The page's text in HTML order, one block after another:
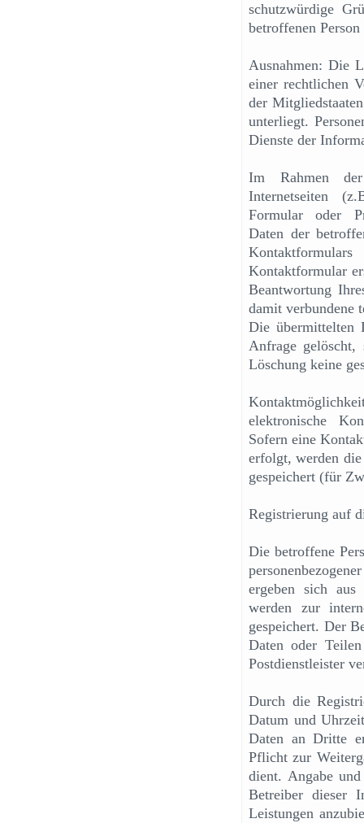
schutzwürdige
betroffenen
Ausnahmen: Die
einer rechtlichen
der
unterliegt.
Dienste der
Im Rahmen
Internetseiten
Formular oder
Daten der
Kontaktformular
Beantwortung
damit verbundene
Die übermittelten
Anfrage gelöscht,
Löschung keine
elektronische
Sofern eine
erfolgt, werden die
gespeichert (für
Registrierung auf
Die betroffene
ergeben sich
werden zur
gespeichert. Der
Daten oder
Postdienstleister
Durch die
Datum und
Daten an Dritte
Pflicht zur
dient. Angabe und
Betreiber dieser
Leistungen